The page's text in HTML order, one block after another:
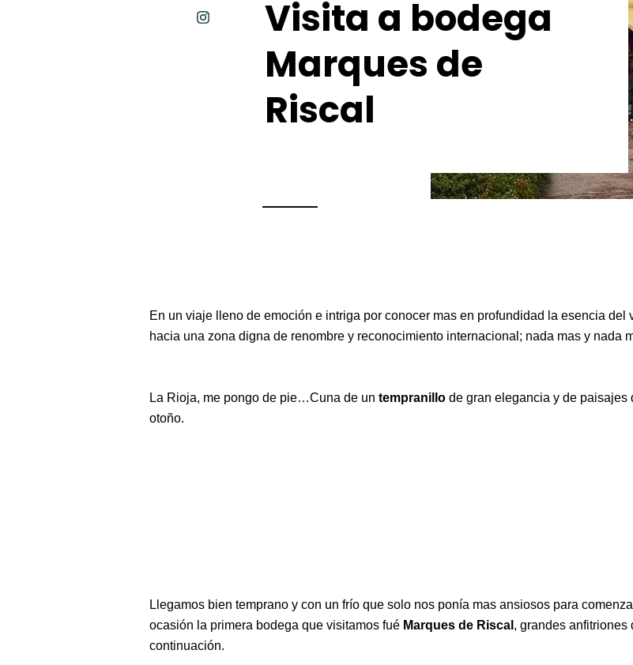
Visita a bodega
Marques de
Riscal
En un viaje lleno de emoción e intriga por conocer mas en profundidad la esencia
hacia una zona digna de renombre y reconocimiento internacional; nada mas y nada
La Rioja, me pongo de pie…Cuna de un tempranillode gran elegancia y de paisajes
otoño.
Llegamos bien temprano y con un frío que solo nos ponía mas ansiosos para
ocasión la primera bodega que visitamos fué Marques de Riscal , grandes anfitriones
continuación.